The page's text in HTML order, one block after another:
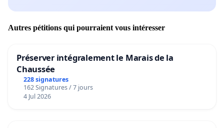
Autres pétitions qui pourraient vous intéresser
Préserver intégralement le Marais de la
Chaussée
228 signatures
162 Signatures / 7 jours
4 Jul 2026